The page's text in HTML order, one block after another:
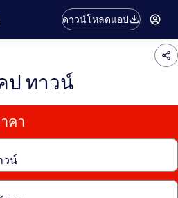
ดาวน์โหลดแอป
ป ทาวน์
คา